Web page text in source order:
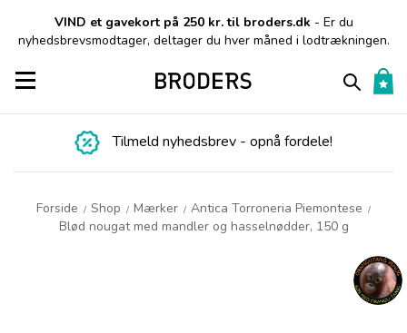
VIND et gavekort på 250 kr. til broders.dk - Er du
nyhedsbrevsmodtager, deltager du hver måned i lodtrækningen.
Toggle navigation
Tilmeld nyhedsbrev - opnå fordele!
Forside / Shop / Mærker / Antica Torroneria Piemontese /
Blød nougat med mandler og hasselnødder, 150 g